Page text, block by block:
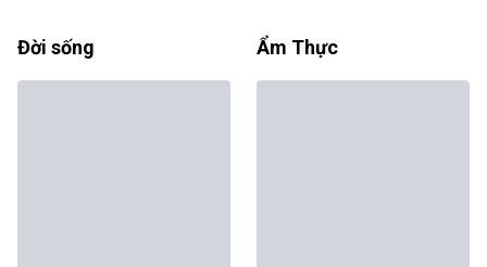
Đời sống Ẩm Thực